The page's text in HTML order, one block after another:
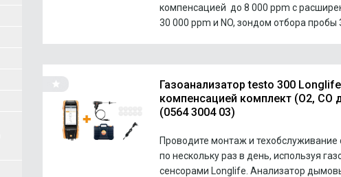
компенсацией до 8 000 ppm с
30 000 ppm и NO, зондом отбора пробы
Газоанализатор testo 300
компенсацией комплект (O2, СО
(0564 3004 03)
Проводите монтаж и техобслуживание
по нескольку раз в день, используя
сенсорами Longlife. Анализатор